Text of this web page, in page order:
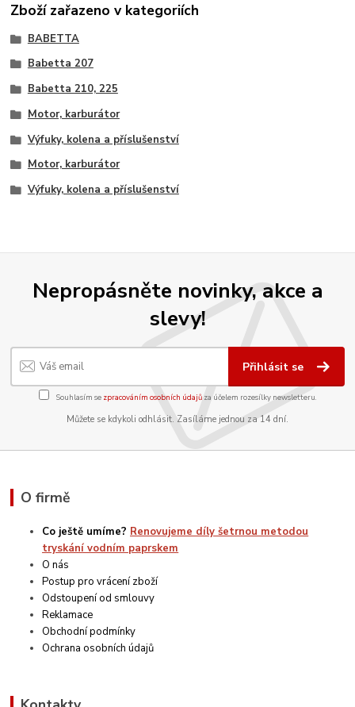
Zboží zařazeno v kategoriích
BABETTA
Babetta 207
Babetta 210, 225
Motor, karburátor
Výfuky, kolena a příslušenství
Motor, karburátor
Výfuky, kolena a příslušenství
Nepropásněte novinky, akce a
slevy!
Přihlásit se
Souhlasím se zpracováním osobních údajůza účelem rozesílky newsletteru.
Můžete se kdykoli odhlásit. Zasíláme jednou za 14 dní.
O firmě
Co ještě umíme? Renovujeme díly šetrnou metodou
tryskání vodním paprskem
O nás
Postup pro vrácení zboží
Odstoupení od smlouvy
Reklamace
Obchodní podmínky
Ochrana osobních údajů